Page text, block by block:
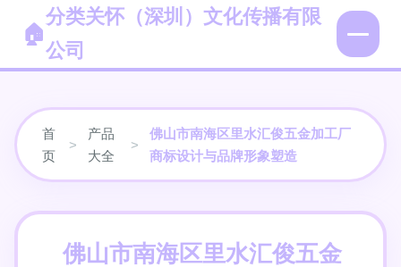
分类关怀（深圳）文化传播有限
公司
首
页
>
产品
大全
>
佛山市南海区里水汇俊五金加工厂
商标设计与品牌形象塑造
佛山市南海区里水汇俊五金